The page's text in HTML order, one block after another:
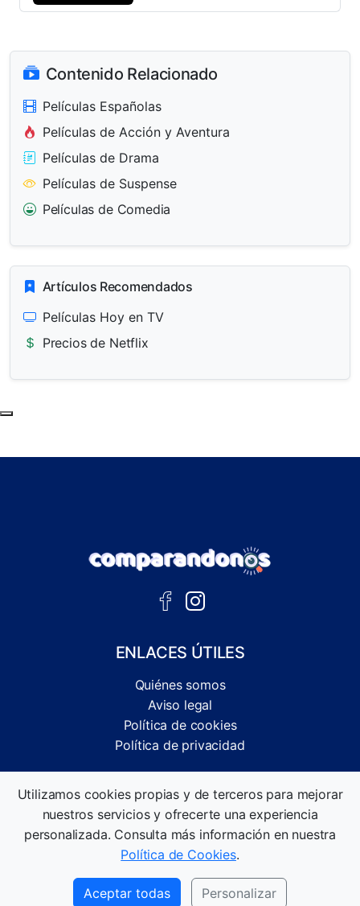
Contenido Relacionado
Películas Españolas
Películas de Acción y Aventura
Películas de Drama
Películas de Suspense
Películas de Comedia
Artículos Recomendados
Películas Hoy en TV
Precios de Netflix
ENLACES ÚTILES
Quiénes somos
Aviso legal
Política de cookies
Política de privacidad
informativas.
©2026 Comparandonos. Todos los derechos reservados.
Utilizamos cookies propias y de terceros para mejorar
nuestros servicios y ofrecerte una experiencia
personalizada. Consulta más información en nuestra
Política de Cookies.
Aceptar todas Personalizar